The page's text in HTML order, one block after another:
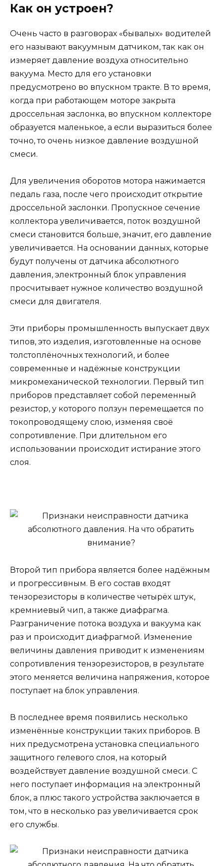
Как он устроен?
Очень часто в разговорах «бывалых» водителей
его называют вакуумным датчиком, так как он
измеряет давление воздуха относительно
вакуума. Место для его установки
предусмотрено во впускном тракте. В то время,
когда при работающем моторе закрыта
дроссельная заслонка, во впускном коллекторе
образуется маленькое, а если выразиться более
точно, то очень низкое давление воздушной
смеси.
Для увеличения оборотов мотора нажимается
педаль газа, после чего происходит открытие
дроссельной заслонки. Пропускное сечение
коллектора увеличивается, поток воздушной
смеси становится больше, значит, его давление
увеличивается. На основании данных, которые
будут получены от датчика абсолютного
давления, электронный блок управления
просчитывает нужное количество воздушной
смеси для двигателя.
Эти приборы промышленность выпускает двух
типов, это изделия, изготовленные на основе
толстоплёночных технологий, и более
современные и надёжные конструкции
микромеханической технологии. Первый тип
приборов представляет собой переменный
резистор, у которого ползун перемещается по
токопроводящему слою, изменяя своё
сопротивление. При длительном его
использовании происходит истирание этого
слоя.
Второй тип прибора является более надёжным
и прогрессивным. В его состав входят
тензорезисторы в количестве четырёх штук,
кремниевый чип, а также диафрагма.
Разграничение потока воздуха и вакуума как
раз и происходит диафрагмой. Изменение
величины давления приводит к изменениям
сопротивления тензорезисторов, в результате
этого меняется величина напряжения, которое
поступает на блок управления.
В последнее время появились несколько
изменённые конструкции таких приборов. В
них предусмотрена установка специального
защитного гелевого слоя, на который
воздействует давление воздушной смеси. С
него поступает информация на электронный
блок, а плюс такого устройства заключается в
том, что в несколько раз увеличивается срок
его службы.